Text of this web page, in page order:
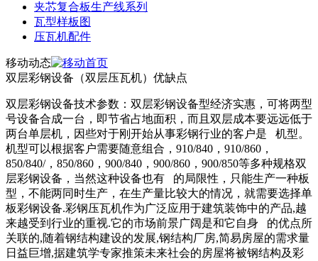
夹芯复合板生产线系列
瓦型样板图
压瓦机配件
移动动态
双层彩钢设备（双层压瓦机）优缺点
双层彩钢设备技术参数：双层彩钢设备型经济实惠，可将两型
号设备合成一台，即节省占地面积，而且双层成本要远远低于
两台单层机，因些对于刚开始从事彩钢行业的客户是 机型。
机型可以根据客户需要随意组合，910/840，910/860，
850/840/，850/860，900/840，900/860，900/850等多种规格双
层彩钢设备，当然这种设备也有 的局限性，只能生产一种板
型，不能两同时生产，在生产量比较大的情况，就需要选择单
板彩钢设备.彩钢压瓦机作为广泛应用于建筑装饰中的产品,越
来越受到行业的重视.它的市场前景广阔是和它自身 的优点所
关联的,随着钢结构建设的发展,钢结构厂房,简易房屋的需求量
日益巨增,据建筑学专家推策未来社会的房屋将被钢结构及彩